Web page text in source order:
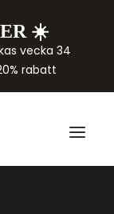
☀️
vecka 34
rabatt